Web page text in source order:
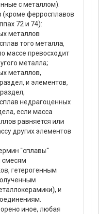
с металлом).
(кроме ферросплавов
72 и 74):
металлов
того металла,
массе превосходит
металла;
металлов,
и элементов,
недрагоценных
если масса
равняется или
других элементов
"сплавы"
смесям
гетерогенным
и
иное, любая